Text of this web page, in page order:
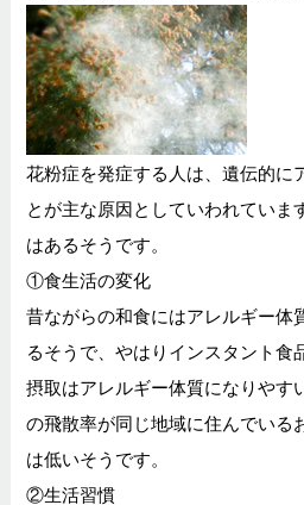
花粉症を発症する人は、遺伝的に
とが主な原因としていわれていま
はあるそうです。
①食生活の変化
昔ながらの和食にはアレルギー体
るそうで、やはりインスタント食
摂取はアレルギー体質になりやす
の飛散率が同じ地域に住んでいる
は低いそうです。
②生活習慣